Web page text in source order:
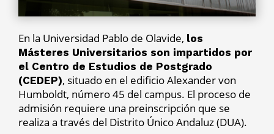
En la Universidad Pablo de Olavide, los
Másteres Universitarios son impartidos por
el Centro de Estudios de Postgrado
(CEDEP), situado en el edificio Alexander von
Humboldt, número 45 del campus. El proceso de
admisión requiere una preinscripción que se
realiza a través del Distrito Único Andaluz (DUA).